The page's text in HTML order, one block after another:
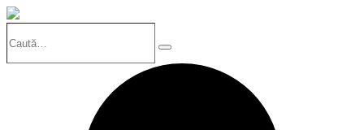
Search